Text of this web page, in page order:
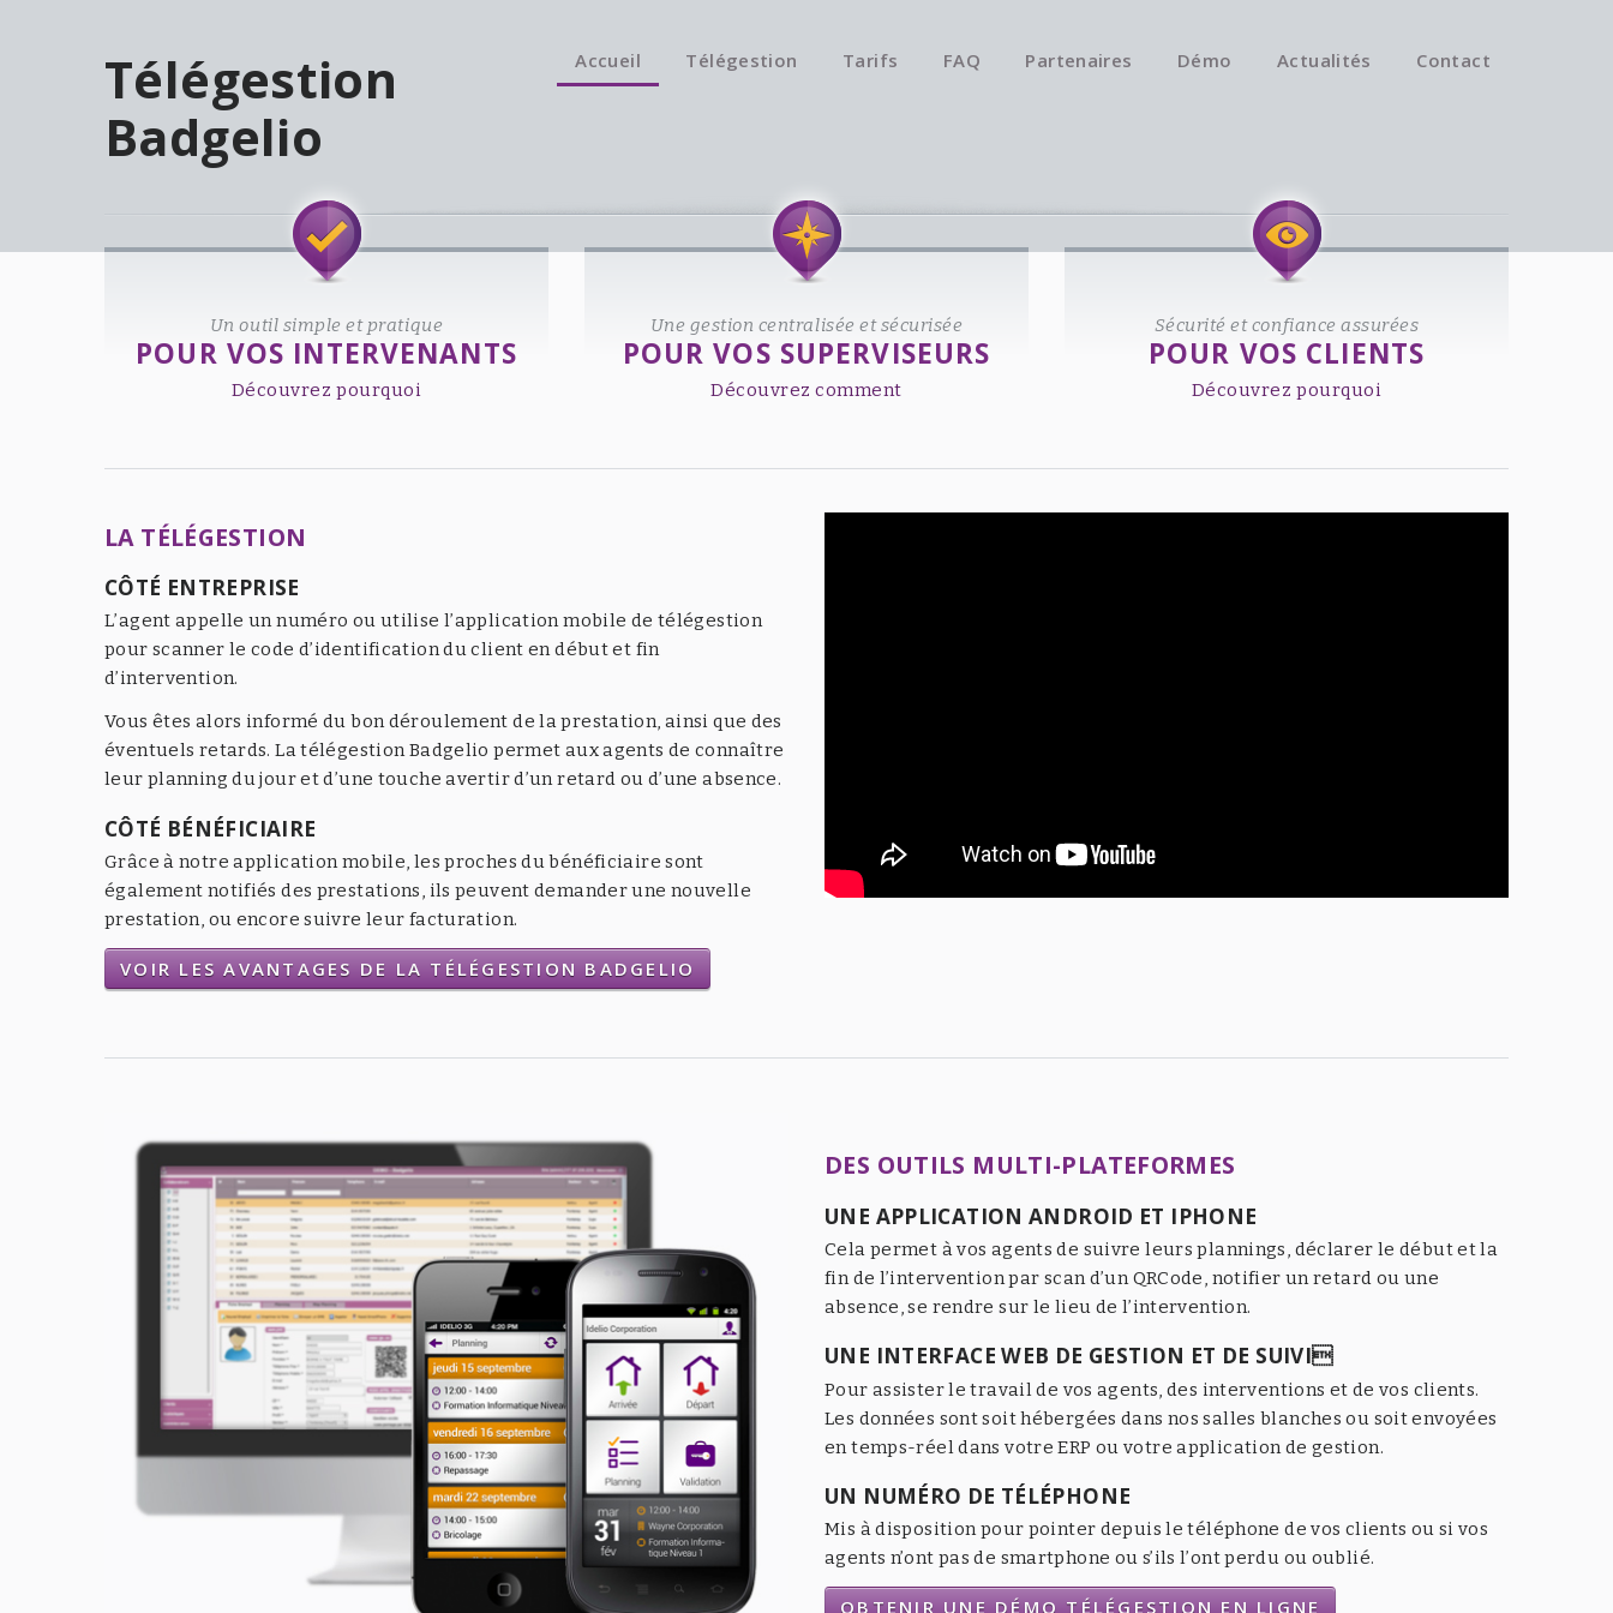
Télégestion
Badgelio
Accueil Télégestion Tarifs FAQ Partenaires Démo Actualités Contact
Welcome! Available on iOS & Android.
Un outil simple et pratique
POUR VOS INTERVENANTS
Découvrez pourquoi
Une gestion centralisée et sécurisée
POUR VOS SUPERVISEURS
Découvrez comment
Sécurité et confiance assurées
POUR VOS CLIENTS
Découvrez pourquoi
LA TÉLÉGESTION
CÔTÉ ENTREPRISE
L’agent appelle un numéro ou utilise l’application mobile de télégestion
pour scanner le code d’identification du client en début et fin
d’intervention.
Vous êtes alors informé du bon déroulement de la prestation, ainsi que des
éventuels retards. La télégestion Badgelio permet aux agents de connaître
leur planning du jour et d’une touche avertir d’un retard ou d’une absence.
CÔTÉ BÉNÉFICIAIRE
Grâce à notre application mobile, les proches du bénéficiaire sont
également notifiés des prestations, ils peuvent demander une nouvelle
prestation, ou encore suivre leur facturation.
VOIR LES AVANTAGES DE LA TÉLÉGESTION BADGELIO
DES OUTILS MULTI-PLATEFORMES
UNE APPLICATION ANDROID ET IPHONE
Cela permet à vos agents de suivre leurs plannings, déclarer le début et la
fin de l’intervention par scan d’un QRCode, notifier un retard ou une
absence, se rendre sur le lieu de l’intervention.
UNE INTERFACE WEB DE GESTION ET DE SUIVI
Pour assister le travail de vos agents, des interventions et de vos clients.
Les données sont soit hébergées dans nos salles blanches ou soit envoyées
en temps-réel dans votre ERP ou votre application de gestion.
UN NUMÉRO DE TÉLÉPHONE
Mis à disposition pour pointer depuis le téléphone de vos clients ou si vos
agents n’ont pas de smartphone ou s’ils l’ont perdu ou oublié.
OBTENIR UNE DÉMO TÉLÉGESTION EN LIGNE